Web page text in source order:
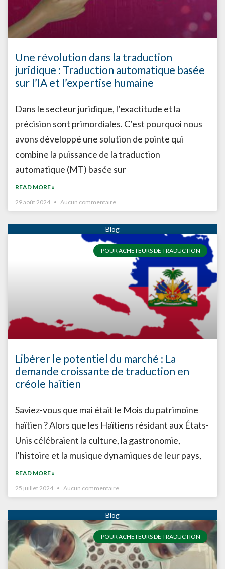
Une révolution dans la traduction
juridique : Traduction automatique basée
sur l’IA et l’expertise humaine
Dans le secteur juridique, l’exactitude et la
précision sont primordiales. C’est pourquoi nous
avons développé une solution de pointe qui
combine la puissance de la traduction
automatique (MT) basée sur
READ MORE »
29 août 2024
Aucun commentaire
POUR ACHETEURS DE TRADUCTION
Libérer le potentiel du marché : La
demande croissante de traduction en
créole haïtien
Saviez-vous que mai était le Mois du patrimoine
haïtien ? Alors que les Haïtiens résidant aux États-
Unis célébraient la culture, la gastronomie,
l’histoire et la musique dynamiques de leur pays,
READ MORE »
25 juillet 2024
Aucun commentaire
POUR ACHETEURS DE TRADUCTION